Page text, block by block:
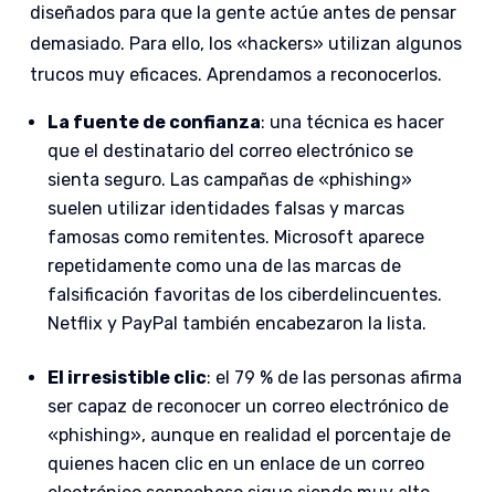
diseñados para que la gente actúe antes de pensar
demasiado. Para ello, los «hackers» utilizan algunos
trucos muy eficaces. Aprendamos a reconocerlos.
La fuente de confianza: una técnica es hacer
que el destinatario del correo electrónico se
sienta seguro. Las campañas de «phishing»
suelen utilizar identidades falsas y marcas
famosas como remitentes. Microsoft aparece
repetidamente como una de las marcas de
falsificación favoritas de los ciberdelincuentes.
Netflix y PayPal también encabezaron la lista.
El irresistible clic: el 79 % de las personas afirma
ser capaz de reconocer un correo electrónico de
«phishing», aunque en realidad el porcentaje de
quienes hacen clic en un enlace de un correo